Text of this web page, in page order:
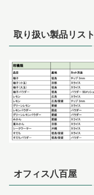
取り扱い製品リスト
オフィス八百屋